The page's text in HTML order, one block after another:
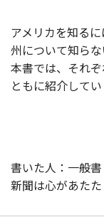
アメリカを知る
州について知らな
本書では、それ
ともに紹介してい
書いた人：一般
新聞は心があた